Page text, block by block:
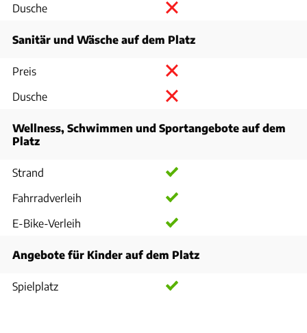
Dusche
Sanitär und Wäsche auf dem Platz
Preis
Dusche
Wellness, Schwimmen und Sportangebote auf dem
Platz
Strand
Fahrradverleih
E-Bike-Verleih
Angebote für Kinder auf dem Platz
Spielplatz